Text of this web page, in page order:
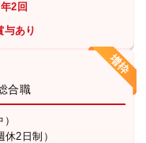
2回
あり
合職
2日制）